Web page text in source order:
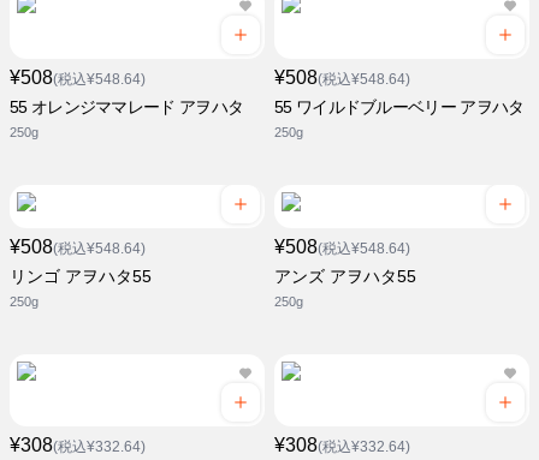
¥508(税込¥548.64)
55 オレンジママレード アヲハタ
250g
¥508(税込¥548.64)
55 ワイルドブルーベリー アヲハタ
250g
¥508(税込¥548.64)
リンゴ アヲハタ55
250g
¥508(税込¥548.64)
アンズ アヲハタ55
250g
¥308(税込¥332.64) ¥308(税込¥332.64)